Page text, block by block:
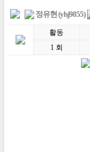
정유현 (yhj9855)
활동
1 회